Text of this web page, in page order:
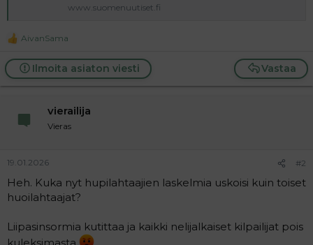
www.suomenuutiset.fi
R
a
c
t
AivanSama
Vastaa
Ilmoita asiaton viesti
vierailija
Vieras
19.01.2026 #2
Heh. Kuka nyt hupilahtaajien laskelmia uskoisi kuin toiset
huoilahtaajat?
Liipasinsormia kutittaa ja kaikki nelijalkaiset kilpailijat pois